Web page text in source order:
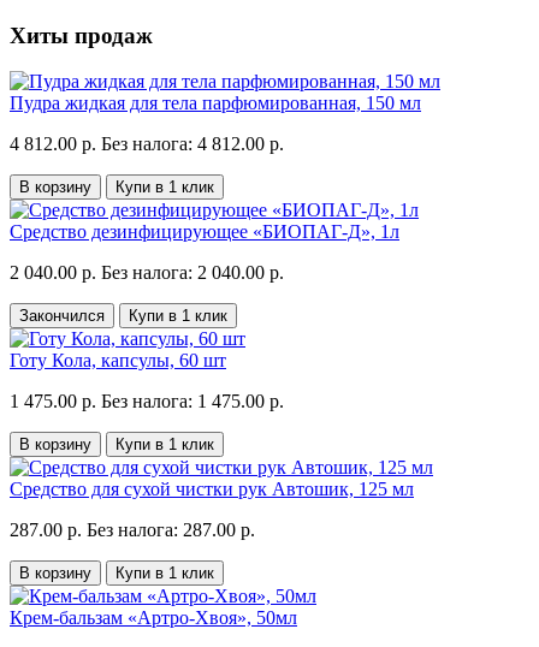
Хиты продаж
Пудра жидкая для тела парфюмированная, 150 мл
4 812.00 р. Без налога: 4 812.00 р.
В корзину Купи в 1 клик
Средство дезинфицирующее «БИОПАГ-Д», 1л
2 040.00 р. Без налога: 2 040.00 р.
Закончился Купи в 1 клик
Готу Кола, капсулы, 60 шт
1 475.00 р. Без налога: 1 475.00 р.
В корзину Купи в 1 клик
Средство для сухой чистки рук Автошик, 125 мл
287.00 р. Без налога: 287.00 р.
В корзину Купи в 1 клик
Крем-бальзам «Артро-Хвоя», 50мл